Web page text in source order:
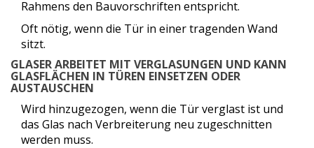
Rahmens den Bauvorschriften entspricht.
Oft nötig, wenn die Tür in einer tragenden Wand
sitzt.
GLASERARBEITET MIT VERGLASUNGEN UND KANN
GLASFLÄCHEN IN TÜREN EINSETZEN ODER
AUSTAUSCHEN
Wird hinzugezogen, wenn die Tür verglast ist und
das Glas nach Verbreiterung neu zugeschnitten
werden muss.